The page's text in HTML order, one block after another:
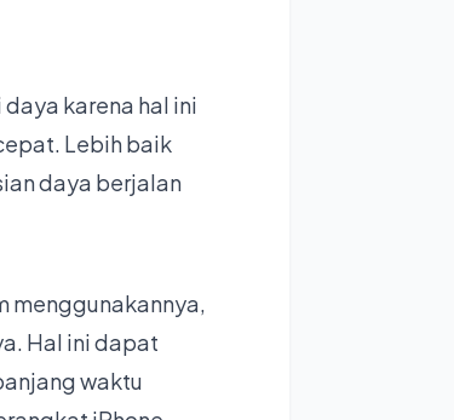
karena hal ini
Lebih baik
daya berjalan
menggunakannya,
Hal ini dapat
waktu